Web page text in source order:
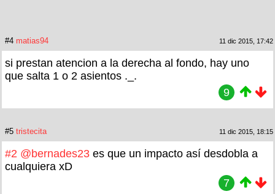
#4 matias94 11 dic 2015, 17:42
si prestan atencion a la derecha al fondo, hay uno
que salta 1 o 2 asientos ._.
9
#5 tristecita 11 dic 2015, 18:15
#2 @bernades23 es que un impacto así desdobla a
cualquiera xD
7